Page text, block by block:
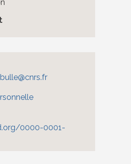
@cnrs.fr
0000-0001-